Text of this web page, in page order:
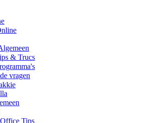
& Trucs
vragen
Tips